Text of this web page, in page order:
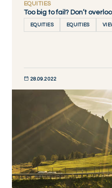
EQUITIES
Too big to fail? Don’t
EQUITIES EQUITIES
28.09.2022
DÉCOUVRIR MAINTENANT